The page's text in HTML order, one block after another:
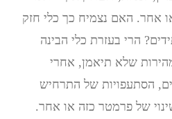
אחר. האם נצמיח כך כלי חזק
הרי בעזרת כלי הבינה
שלא תיאמן, אחרי
הסתעפויות של התרחיש
של פרמטר כזה או אחר.